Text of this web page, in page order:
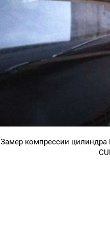
Замер компрессии цилиндра